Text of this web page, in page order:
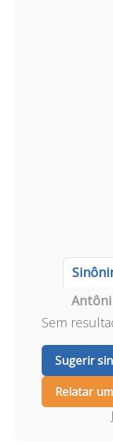
Sem
Sugerir
Relatar